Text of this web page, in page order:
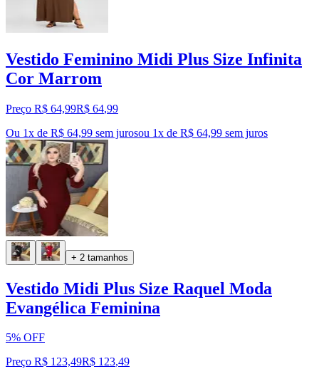
Vestido Feminino Midi Plus Size Infinita
Cor Marrom
Preço R$ 64,99R$ 64,99
Ou 1x de R$ 64,99 sem jurosou 1x de R$ 64,99 sem juros
+ 2 tamanhos
Vestido Midi Plus Size Raquel Moda
Evangélica Feminina
5% OFF
Preço R$ 123,49R$ 123,49